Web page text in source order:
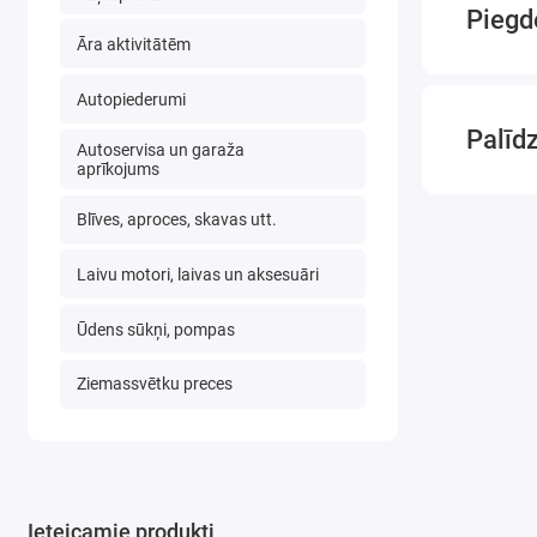
Āra aktivitātēm
Autopiederumi
Autoservisa un garaža
aprīkojums
Blīves, aproces, skavas utt.
Laivu motori, laivas un aksesuāri
Ūdens sūkņi, pompas
Ziemassvētku preces
ka tas
Ieteicamie produkti